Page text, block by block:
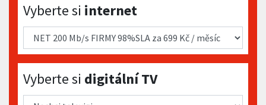
Vyberte si internet
Vyberte si internet
Vyberte si digitální TV
Vyberte si digitální TV